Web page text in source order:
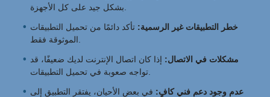
خطر التطبيقات غير الرسمية: تأكد دائمًا من تحميل التطبيقات
مشكلات في الاتصال: إذا كان اتصال الإنترنت لديك ضعيفًا، قد
تواجه صعوبة في تحميل التطبيقات.
عدم وجود دعم فني كافٍ: في بعض الأحيان، يفتقر التطبيق إلى